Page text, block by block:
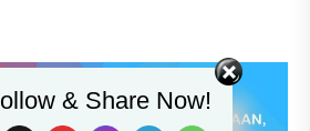
& Share Now!
Set Youtube Channel ID